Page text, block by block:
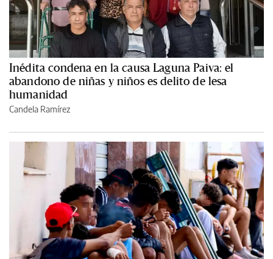
Inédita condena en la causa Laguna Paiva: el
abandono de niñas y niños es delito de lesa
humanidad
Candela Ramírez